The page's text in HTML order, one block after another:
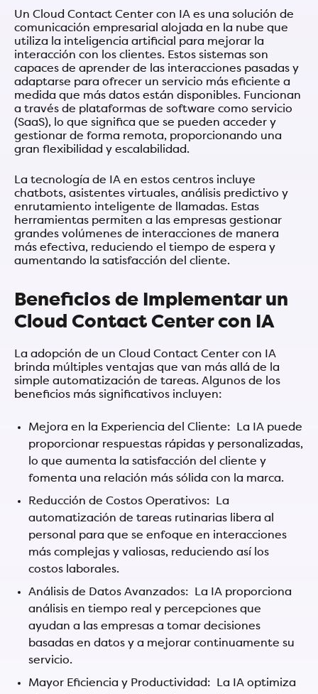
Un Cloud Contact Center con IA es una solución de
comunicación empresarial alojada en la nube que
utiliza la inteligencia artificial para mejorar la
interacción con los clientes. Estos sistemas son
capaces de aprender de las interacciones pasadas y
adaptarse para ofrecer un servicio más eficiente a
medida que más datos están disponibles. Funcionan
a través de plataformas de software como servicio
(SaaS), lo que significa que se pueden acceder y
gestionar de forma remota, proporcionando una
gran flexibilidad y escalabilidad.
La tecnología de IA en estos centros incluye
chatbots, asistentes virtuales, análisis predictivo y
enrutamiento inteligente de llamadas. Estas
herramientas permiten a las empresas gestionar
grandes volúmenes de interacciones de manera
más efectiva, reduciendo el tiempo de espera y
aumentando la satisfacción del cliente.
Beneficios de Implementar un
Cloud Contact Center con IA
La adopción de un Cloud Contact Center con IA
brinda múltiples ventajas que van más allá de la
simple automatización de tareas. Algunos de los
beneficios más significativos incluyen:
Mejora en la Experiencia del Cliente: La IA puede
proporcionar respuestas rápidas y personalizadas,
lo que aumenta la satisfacción del cliente y
fomenta una relación más sólida con la marca.
Reducción de Costos Operativos: La
automatización de tareas rutinarias libera al
personal para que se enfoque en interacciones
más complejas y valiosas, reduciendo así los
costos laborales.
Análisis de Datos Avanzados: La IA proporciona
análisis en tiempo real y percepciones que
ayudan a las empresas a tomar decisiones
basadas en datos y a mejorar continuamente su
servicio.
Mayor Eficiencia y Productividad: La IA optimiza